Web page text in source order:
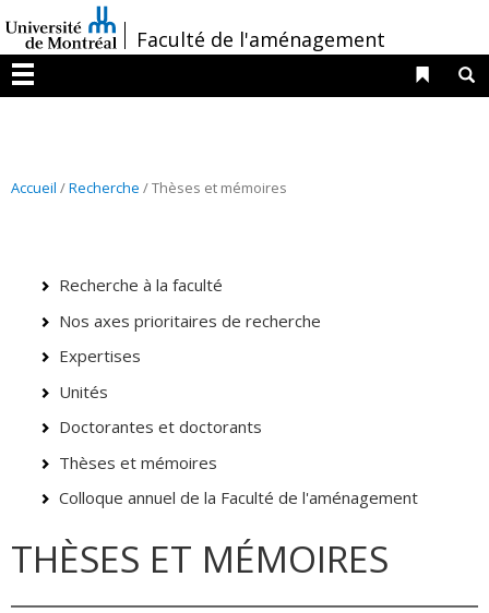
au
contenu
/Faculté de l'aménagement
Menu
Liens
Accueil /Recherche / Thèses et mémoires
Recherche à la faculté
Nos axes prioritaires de recherche
Expertises
Unités
Doctorantes et doctorants
Thèses et mémoires
Colloque annuel de la Faculté de l'aménagement
THÈSES ET MÉMOIRES